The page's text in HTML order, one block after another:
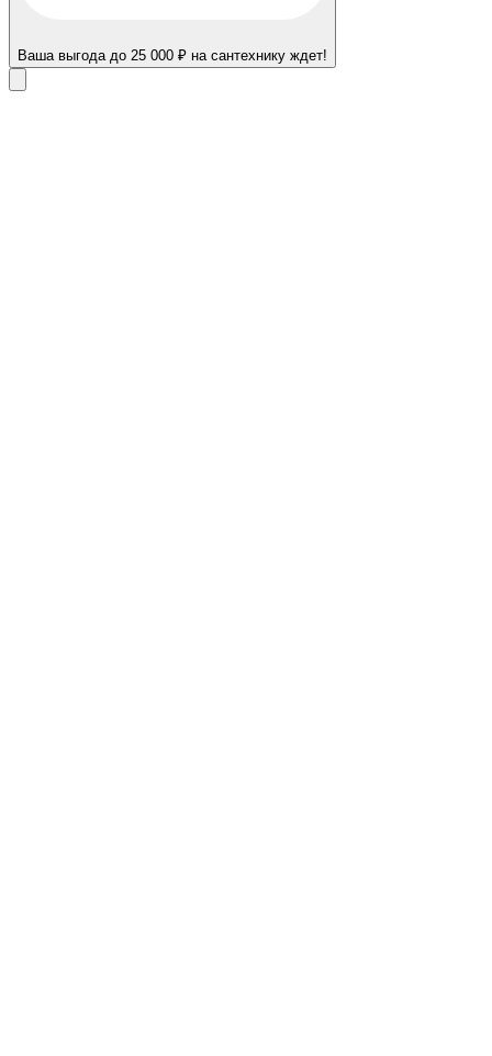
Ваша выгода до 25 000 ₽ на сантехнику ждет!